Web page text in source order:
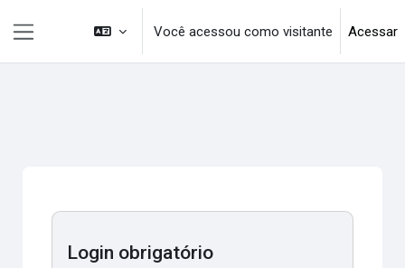
Ir para o conteúdo principal
Você acessou como visitante Acessar
Login obrigatório